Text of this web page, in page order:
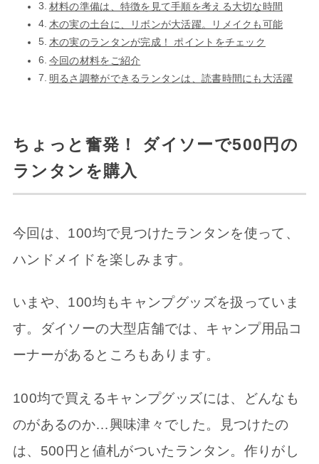
材料の準備は、特徴を見て手順を考える大切な時間
木の実の土台に、リボンが大活躍。リメイクも可能
木の実のランタンが完成！ ポイントをチェック
今回の材料をご紹介
明るさ調整ができるランタンは、読書時間にも大活躍
ちょっと奮発！ ダイソーで500円の
ランタンを購入
今回は、100均で見つけたランタンを使って、
ハンドメイドを楽しみます。
いまや、100均もキャンプグッズを扱っていま
す。ダイソーの大型店舗では、キャンプ用品コ
ーナーがあるところもあります。
100均で買えるキャンプグッズには、どんなも
のがあるのか…興味津々でした。見つけたの
は、500円と値札がついたランタン。作りがし